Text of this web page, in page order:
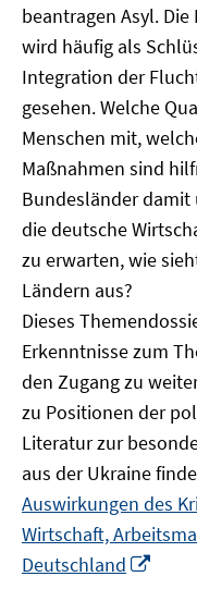
beantragen Asyl.
wird häufig als
Integration der
gesehen. Welche
Menschen mit,
Maßnahmen sind
Bundesländer damit
die deutsche
zu erwarten, wie
Ländern aus?
Dieses
Erkenntnisse zum
den Zugang zu
zu Positionen der
Literatur zur
aus der Ukraine
Auswirkungen des
Wirtschaft,
Deutschland